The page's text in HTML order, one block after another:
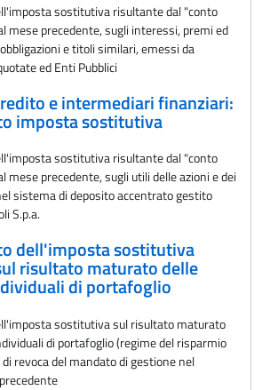
sostitutiva risultante dal "conto
mese precedente, sugli interessi, premi ed
e titoli similari, emessi da
ed Enti Pubblici
e intermediari finanziari:
imposta sostitutiva
sostitutiva risultante dal "conto
mese precedente, sugli utili delle azioni e dei
sistema di deposito accentrato gestito
S.p.a.
dell'imposta sostitutiva
risultato maturato delle
di portafoglio
sostitutiva sul risultato maturato
di portafoglio (regime del risparmio
revoca del mandato di gestione nel